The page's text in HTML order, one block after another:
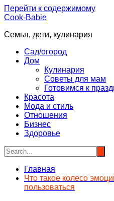
Перейти к содержимому
Cook-Babie
Семья, дети, кулинария
Сад/огород
Дом
Кулинария
Советы для мам
Готовимся к
Красота
Мода и стиль
Отношения
Бизнес
Здоровье
Главная
Что такое колесо
пользоваться